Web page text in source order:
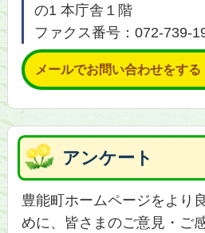
の1 本庁舎１階
ファクス番号：072-739-
メールでお問い合わせをする
アンケート
豊能町ホームページをより
めに、皆さまのご意見・ご